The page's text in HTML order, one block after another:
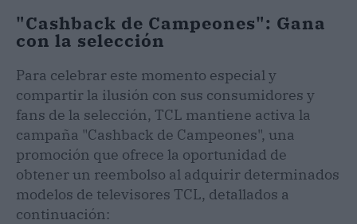
"Cashback de Campeones": Gana
con la selección
Para celebrar este momento especial y
compartir la ilusión con sus consumidores y
fans de la selección, TCL mantiene activa la
campaña "Cashback de Campeones", una
promoción que ofrece la oportunidad de
obtener un reembolso al adquirir determinados
modelos de televisores TCL, detallados a
continuación: